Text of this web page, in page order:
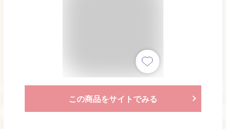
この商品をサイトでみる